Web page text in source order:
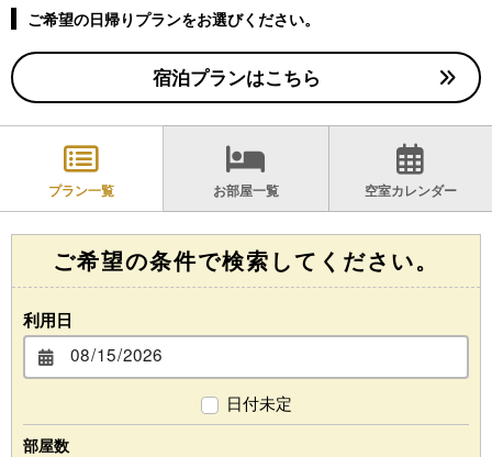
ご希望の日帰りプランをお選びください。
宿泊プランはこちら
プラン一覧 お部屋一覧 空室カレンダー
ご希望の条件で検索してください。
利用日
日付未定
部屋数
グランピング
EXPERIENCE
ワ―ケーション＆観光案内
新着情報
FAQ
お問い合わせ
個人情報保護方針
新型コロナウイルス対応 ガイドライン
（2023年5月8日改定）